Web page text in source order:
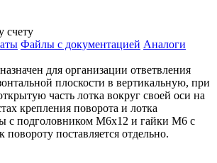
счету
Файлы с документацией Аналоги
для организации ответвления
плоскости в вертикальную, при
часть лотка вокруг своей оси на
крепления поворота и лотка
с подголовником М6х12 и гайки М6 с
поставляется отдельно.